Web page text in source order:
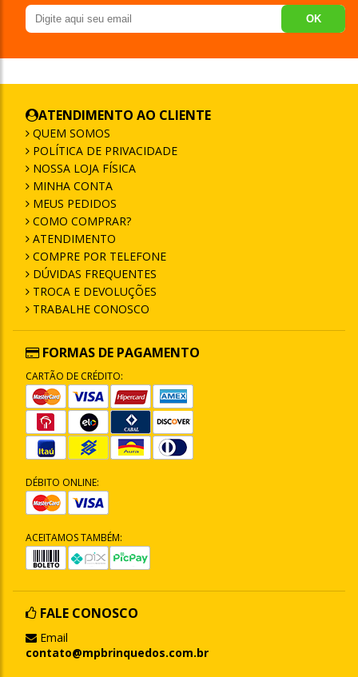
OK
ATENDIMENTO AO CLIENTE
QUEM SOMOS
POLÍTICA DE PRIVACIDADE
NOSSA LOJA FÍSICA
MINHA CONTA
MEUS PEDIDOS
COMO COMPRAR?
ATENDIMENTO
COMPRE POR TELEFONE
DÚVIDAS FREQUENTES
TROCA E DEVOLUÇÕES
TRABALHE CONOSCO
FORMAS DE PAGAMENTO
CARTÃO DE CRÉDITO:
DÉBITO ONLINE:
ACEITAMOS TAMBÉM:
FALE CONOSCO
Email
contato@mpbrinquedos.com.br